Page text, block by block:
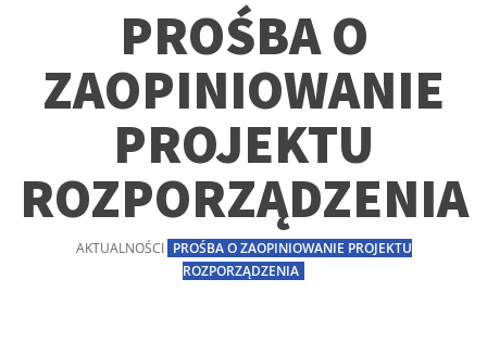
PROŚBA O
ZAOPINIOWANIE
PROJEKTU
ROZPORZĄDZENIA
AKTUALNOŚCI PROŚBA O ZAOPINIOWANIE PROJEKTU
ROZPORZĄDZENIA